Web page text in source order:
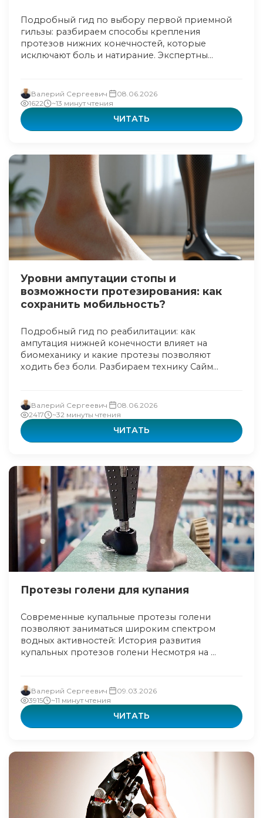
Подробный гид по выбору первой приемной
гильзы: разбираем способы крепления
протезов нижних конечностей, которые
исключают боль и натирание. Экспертны...
Валерий Сергеевич
08.06.2026
1622
~13 минут чтения
ЧИТАТЬ
Уровни ампутации стопы и
возможности протезирования: как
сохранить мобильность?
Подробный гид по реабилитации: как
ампутация нижней конечности влияет на
биомеханику и какие протезы позволяют
ходить без боли. Разбираем технику Сайм...
Валерий Сергеевич
08.06.2026
2417
~32 минуты чтения
ЧИТАТЬ
Протезы голени для купания
Современные купальные протезы голени
позволяют заниматься широким спектром
водных активностей: История развития
купальных протезов голени Несмотря на ...
Валерий Сергеевич
09.03.2026
3915
~11 минут чтения
ЧИТАТЬ